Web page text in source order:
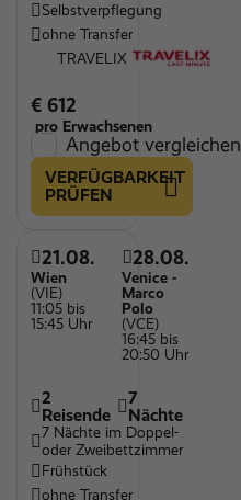
Selbstverpflegung
ohne Transfer
TRAVELIX
€ 612
pro Erwachsenen
Angebot vergleichen
VERFÜGBARKEIT
PRÜFEN
21.08.
Wien
(VIE)
11:05 bis
15:45 Uhr
28.08.
Venice -
Marco
Polo
(VCE)
16:45 bis
20:50 Uhr
2
Reisende
7
Nächte
7 Nächte im Doppel-
oder Zweibettzimmer
Frühstück
ohne Transfer